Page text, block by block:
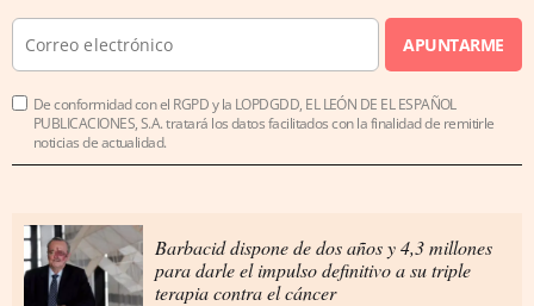
APUNTARME
De conformidad con el RGPD y la LOPDGDD, EL LEÓN DE EL ESPAÑOL
PUBLICACIONES, S.A. tratará los datos facilitados con la finalidad de remitirle
noticias de actualidad.
Barbacid dispone de dos años y 4,3 millones
para darle el impulso definitivo a su triple
terapia contra el cáncer